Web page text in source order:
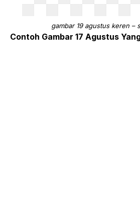
gambar 19 agustus keren –
Contoh Gambar 17 Agustus